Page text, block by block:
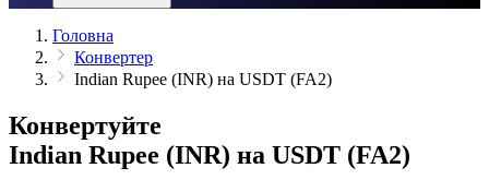
Головна
Конвертер
Indian Rupee (INR) на USDT (FA2)
Конвертуйте
Indian Rupee (INR) на USDT (FA2)